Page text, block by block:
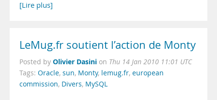
[Lire plus]
LeMug.fr soutient l’action de Monty
Posted by Olivier Dasini on Thu 14 Jan 2010 11:01 UTC
Tags: Oracle, sun, Monty, lemug.fr, european
commission, Divers, MySQL